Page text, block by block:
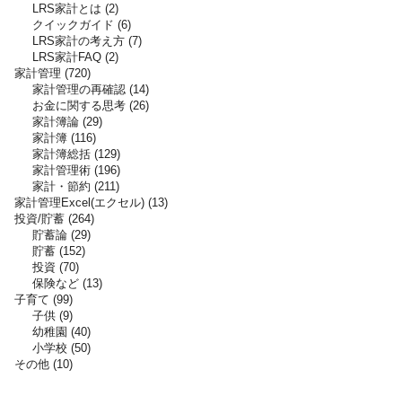
LRS家計とは
2
クイックガイド 6
LRS家計の考え方 7
LRS家計FAQ 2
家計管理 720
家計管理の再確認 14
お金に関する思考 26
家計簿論 29
家計簿 116
家計簿総括 129
家計管理術 196
家計・節約
211
家計管理Excel(エクセル) 13
投資/貯蓄 264
貯蓄論 29
貯蓄 152
投資 70
保険など 13
子育て 99
子供 9
幼稚園
40
小学校 50
その他 10